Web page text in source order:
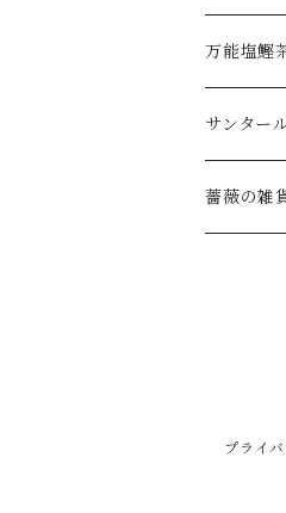
万能塩鰹
サンター
薔薇の雑
プライ